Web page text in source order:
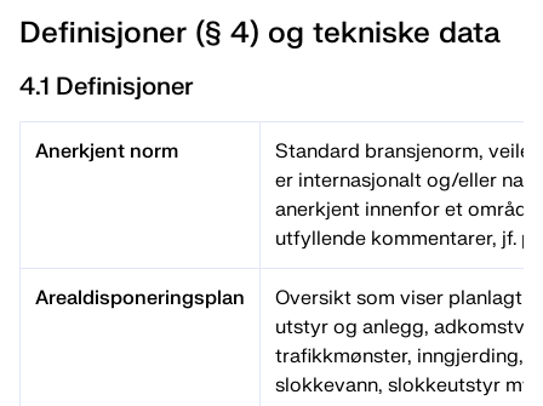
Definisjoner (§ 4) og tekniske data
4.1 Definisjoner
Anerkjent norm
Standard bransjenorm,
er internasjonalt og/eller
anerkjent innenfor et
utfyllende kommentarer, jf.
Arealdisponeringsplan
Oversikt som viser planlagt
utstyr og anlegg,
trafikkmønster, inngjerding,
slokkevann, slokkeutstyr mv.